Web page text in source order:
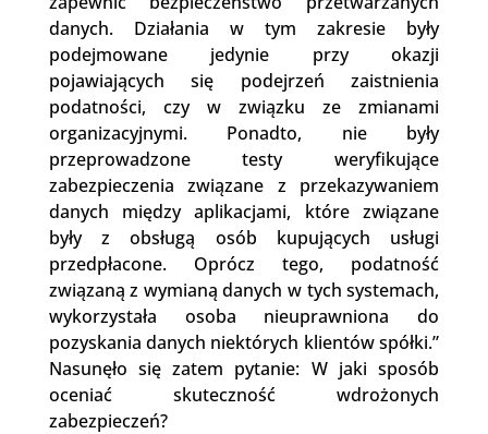
danych. Działania w tym zakresie były
podejmowane jedynie przy okazji
pojawiających się podejrzeń zaistnienia
podatności, czy w związku ze zmianami
organizacyjnymi. Ponadto, nie były
przeprowadzone testy weryfikujące
zabezpieczenia związane z przekazywaniem
danych między aplikacjami, które związane
były z obsługą osób kupujących usługi
przedpłacone. Oprócz tego, podatność
związaną z wymianą danych w tych systemach,
wykorzystała osoba nieuprawniona do
pozyskania danych niektórych klientów spółki.”
Nasunęło się zatem pytanie: W jaki sposób
oceniać skuteczność wdrożonych
zabezpieczeń?